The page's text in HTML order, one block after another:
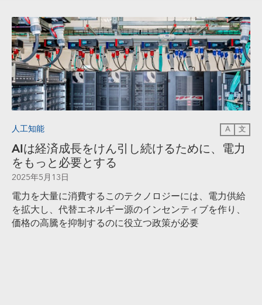
人工知能 A 文
AIは経済成長をけん引し続けるために、電力
をもっと必要とする
2025年5月13日
電力を大量に消費するこのテクノロジーには、電力供給
を拡大し、代替エネルギー源のインセンティブを作り、
価格の高騰を抑制するのに役立つ政策が必要